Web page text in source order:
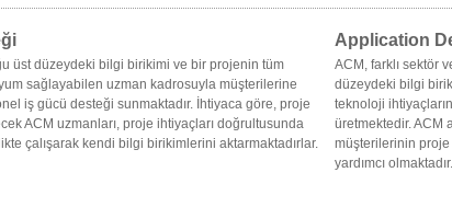
üst düzeydeki bilgi birikimi ve bir projenin tüm
sağlayabilen uzman kadrosuyla müşterilerine
iş gücü desteği sunmaktadır. İhtiyaca göre, proje
ACM uzmanları, proje ihtiyaçları doğrultusunda
çalışarak kendi bilgi birikimlerini aktarmaktadırlar.
Application
ACM, farklı sektör
düzeydeki bilgi
teknoloji
üretmektedir. ACM
müşterilerinin proje
yardımcı olmaktadır.